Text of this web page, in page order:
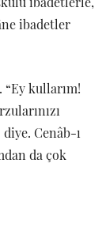
ibadetler
kullarım!
Cenâb-ı
da çok